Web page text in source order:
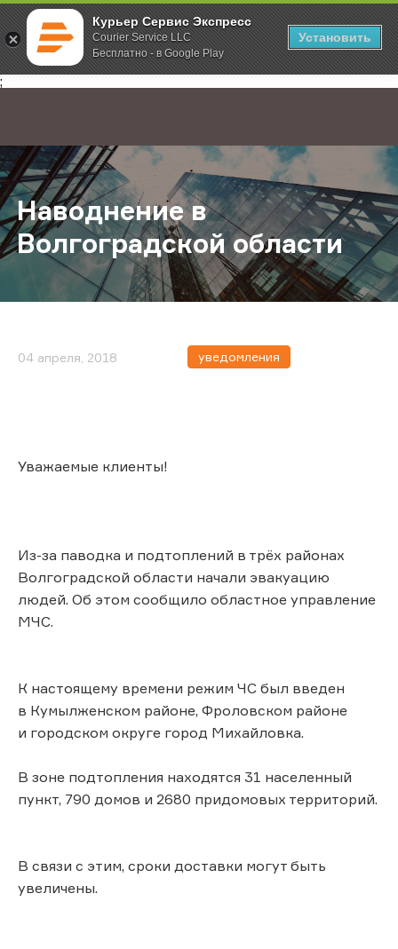
Курьер Сервис Экспресс
Courier Service LLC
Бесплатно - в Google Play
Установить
;
Главная О компании Новости Наводнение в Волгоградской
Наводнение в
Волгоградской области
04 апреля, 2018 уведомления
Уважаемые клиенты!
Из-за паводка и подтоплений в трёх районах
Волгоградской области начали эвакуацию
людей. Об этом сообщило областное управление
МЧС.
К настоящему времени режим ЧС был введен
в Кумылженском районе, Фроловском районе
и городском округе город Михайловка.
В зоне подтопления находятся 31 населенный
пункт, 790 домов и 2680 придомовых территорий.
В связи с этим, сроки доставки могут быть
увеличены.